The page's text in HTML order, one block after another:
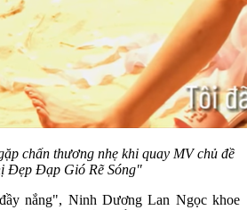
chấn thương nhẹ khi quay MV chủ đề
Đẹp Đạp Gió Rẽ Sóng"
nắng", Ninh Dương Lan Ngọc khoe